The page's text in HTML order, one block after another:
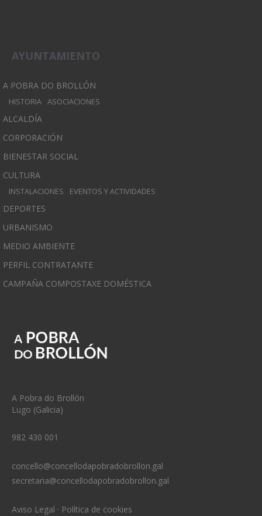
AYUNTAMIENTO
A POBRA DO BROLLÓN
HISTORIA ASOCIACIONES
ALCALDÍA
CORPORACIÓN
BIENESTAR SOCIAL
CULTURA
INSTALACIONES EVENTOS Y ACTIVIDADES
DEPORTES
URBANISMO
MEDIO AMBIENTE
PERFIL CONTRATANTE
CAMPAÑA COMPOSTAXE DOMÉSTICA
A Pobra do Brollón
Lugo (Galicia)
982 430 001
concello@concellodapobradobrollon.gal
secretaria@concellodapobradobrollon.gal
Aviso Legal · Política de cookies